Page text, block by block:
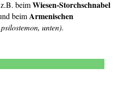
beimWiesen-Storchschnabel
beimArmenischen
unten).